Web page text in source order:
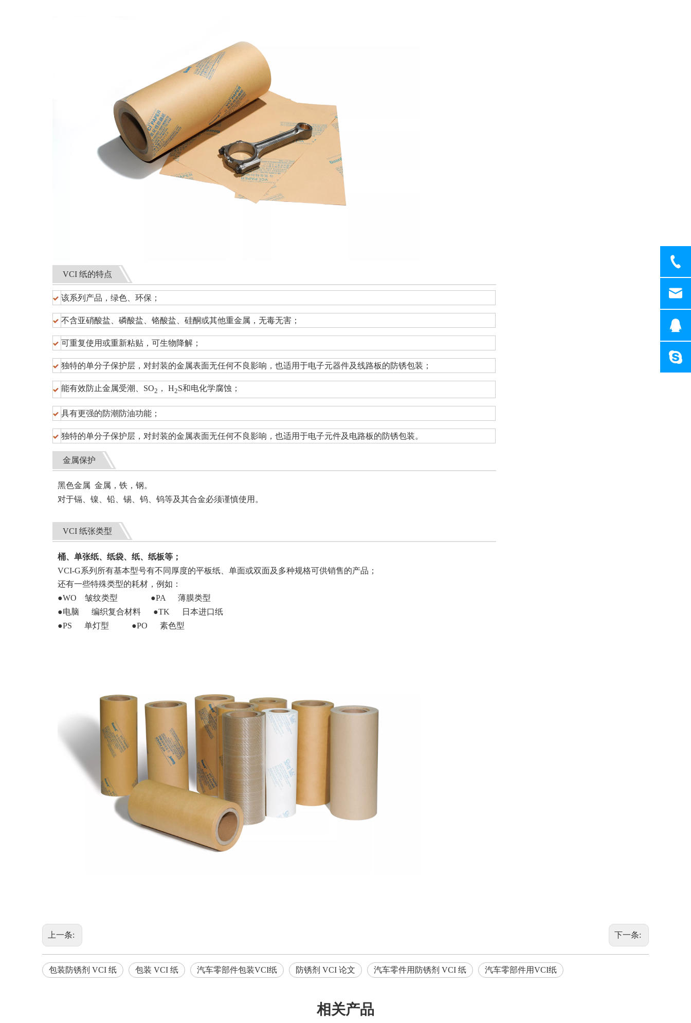
VCI 纸的特点
该系列产品，绿色、环保；
不含亚硝酸盐、磷酸盐、铬酸盐、硅酮或其他重金属，无毒无害；
可重复使用或重新粘贴，可生物降解；
独特的单分子保护层，对封装的金属表面无任何不良影响，也适用于电子元器件及线路板的防锈包装；
能有效防止金属受潮、SO2 ， H2S和电化学腐蚀；
具有更强的防潮防油功能；
独特的单分子保护层，对封装的金属表面无任何不良影响，也适用于电子元件及电路板的防锈包装。
金属保护
黑色金属 金属，铁，钢。
对于镉、镍、铅、锡、钨、钨等及其合金必须谨慎使用。
VCI 纸张类型
桶、单张纸、纸袋、纸、纸板等；
VCI-G系列所有基本型号有不同厚度的平板纸、单面或双面及多种规格可供销售的产品；
还有一些特殊类型的耗材，例如：
●WO 皱纹类型 ●PA 薄膜类型
●电脑 编织复合材料 ●TK 日本进口纸
●PS 单灯型 ●PO 素色型
上一条: 下一条:
包装防锈剂 VCI 纸 包装 VCI 纸 汽车零部件包装VCI纸 防锈剂 VCI 论文 汽车零件用防锈剂 VCI 纸 汽车零部件用VCI纸
相关产品